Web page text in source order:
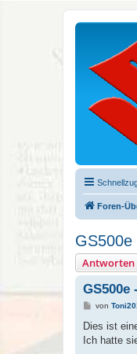
Foren-
Antworten
GS500e
B
i
r
von
Dies ist
Ich hatte